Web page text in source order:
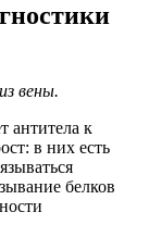
вены.
к
в них есть
белков